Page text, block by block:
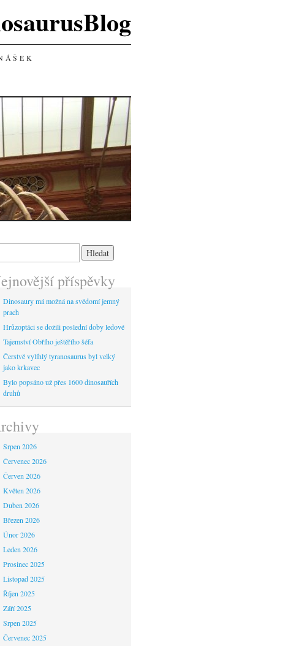
příspěvky
Dinosaury má možná na svědomí jemný
prach
Hrůzoptáci se dožili poslední doby ledové
Tajemství Obřího ještěřího šéfa
Čerstvě vylíhlý tyranosaurus byl velký
jako krkavec
Bylo popsáno už přes 1600 dinosauřích
druhů
Srpen 2026
Červenec 2026
Červen 2026
Květen 2026
Duben 2026
Březen 2026
Únor 2026
Leden 2026
Prosinec 2025
Listopad 2025
Říjen 2025
Září 2025
Srpen 2025
Červenec 2025